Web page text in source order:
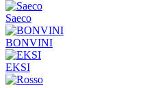
Saeco
BONVINI
EKSI